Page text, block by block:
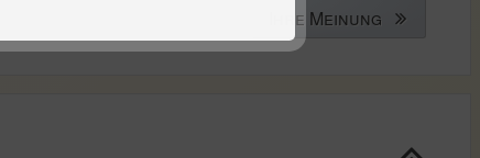
Ihre Meinung